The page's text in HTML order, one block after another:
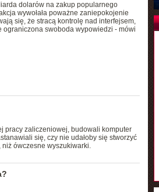
dolarów na zakup popularnego
wywołała poważne zaniepokojenie
się, że stracą kontrolę nad interfejsem,
ograniczona swoboda wypowiedzi - mówi
pracy zaliczeniowej, budowali komputer
się, czy nie udałoby się stworzyć
ówczesne wyszukiwarki.